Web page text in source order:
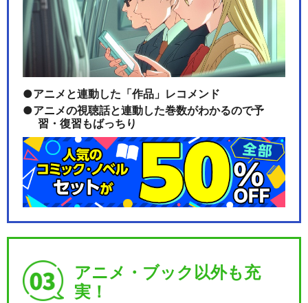
アニメと連動した「作品」レコメンド
アニメの視聴話と連動した巻数がわかるので予
習・復習もばっちり
アニメ・ブック以外も充
実！